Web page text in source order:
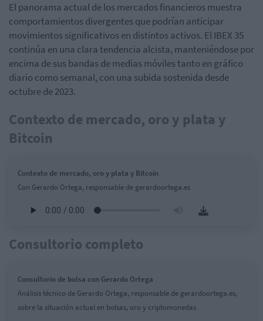
El panorama actual de los mercados financieros muestra
comportamientos divergentes que podrían anticipar
movimientos significativos en distintos activos. El IBEX 35
continúa en una clara tendencia alcista, manteniéndose por
encima de sus bandas de medias móviles tanto en gráfico
diario como semanal, con una subida sostenida desde
octubre de 2023.
Contexto de mercado, oro y plata y
Bitcoin
Contexto de mercado, oro y plata y Bitcoin
Con Gerardo Ortega, responsable de gerardoortega.es
Consultorio completo
Consultorio de bolsa con Gerardo Ortega
Análisis técnico de Gerardo Ortega, responsable de gerardoortega.es,
sobre la situación actual en bolsas, oro y criptomonedas